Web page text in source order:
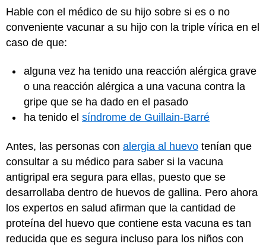
Hable con el médico de su hijo sobre si es o no
conveniente vacunar a su hijo con la triple vírica en el
caso de que:
alguna vez ha tenido una reacción alérgica grave
o una reacción alérgica a una vacuna contra la
gripe que se ha dado en el pasado
ha tenido el síndrome de Guillain-Barré
Antes, las personas con alergia al huevo tenían que
consultar a su médico para saber si la vacuna
antigripal era segura para ellas, puesto que se
desarrollaba dentro de huevos de gallina. Pero ahora
los expertos en salud afirman que la cantidad de
proteína del huevo que contiene esta vacuna es tan
reducida que es segura incluso para los niños con